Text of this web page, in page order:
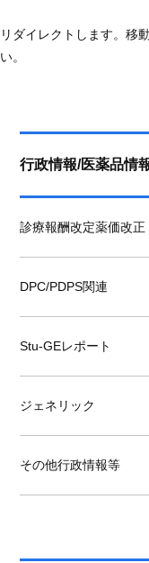
リダイレクトします。移
い。
行政情報/医薬品情
診療報酬改定薬価改正
DPC/PDPS関連
Stu-GEレポート
ジェネリック
その他行政情報等